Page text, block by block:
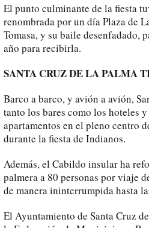
El punto culminante de la fiesta
renombrada por un día Plaza de
Tomasa, y su baile desenfadado,
año para recibirla.
SANTA CRUZ DE LA PALMA
Barco a barco, y avión a avión,
tanto los bares como los hoteles
apartamentos en el pleno centro
durante la fiesta de Indianos.
Además, el Cabildo insular ha
palmera a 80 personas por viaje
de manera ininterrumpida hasta
El Ayuntamiento de Santa Cruz